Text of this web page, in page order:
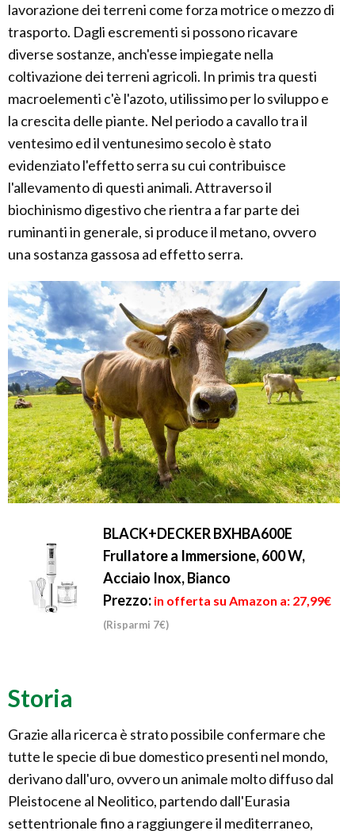
lavorazione dei terreni come forza motrice o mezzo di
trasporto. Dagli escrementi si possono ricavare
diverse sostanze, anch'esse impiegate nella
coltivazione dei terreni agricoli. In primis tra questi
macroelementi c'è l'azoto, utilissimo per lo sviluppo e
la crescita delle piante. Nel periodo a cavallo tra il
ventesimo ed il ventunesimo secolo è stato
evidenziato l'effetto serra su cui contribuisce
l'allevamento di questi animali. Attraverso il
biochinismo digestivo che rientra a far parte dei
ruminanti in generale, si produce il metano, ovvero
una sostanza gassosa ad effetto serra.
BLACK+DECKER BXHBA600E
Frullatore a Immersione, 600 W,
Acciaio Inox, Bianco
Prezzo: in offerta su Amazon a: 27,99€
(Risparmi 7€)
Storia
Grazie alla ricerca è strato possibile confermare che
tutte le specie di bue domestico presenti nel mondo,
derivano dall'uro, ovvero un animale molto diffuso dal
Pleistocene al Neolitico, partendo dall'Eurasia
settentrionale fino a raggiungere il mediterraneo,